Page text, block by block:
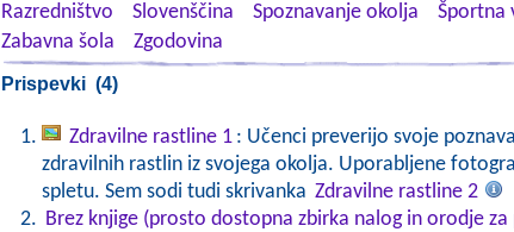
Razredništvo
Slovenščina Spoznavanje okolja Športna
Zabavna šola
Zgodovina
Prispevki (4)
Zdravilne rastline 1 : Učenci preverijo svoje
zdravilnih rastlin iz svojega okolja. Uporabljene
spletu. Sem sodi tudi skrivanka Zdravilne rastline 2
Brez knjige (prosto dostopna zbirka nalog in orodje